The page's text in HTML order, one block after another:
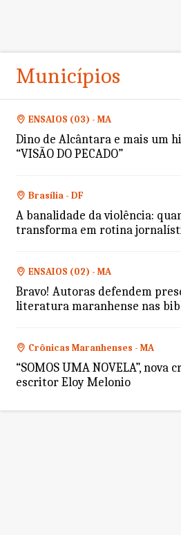
Municípios
ENSAIOS (03) - MA
Dino de Alcântara e mais um
“VISÃO DO PECADO”
Brasília - DF
A banalidade da violência:
transforma em rotina
ENSAIOS (02) - MA
Bravo! Autoras defendem
literatura maranhense nas
Crônicas Maranhenses - MA
“SOMOS UMA NOVELA”, nova
escritor Eloy Melonio